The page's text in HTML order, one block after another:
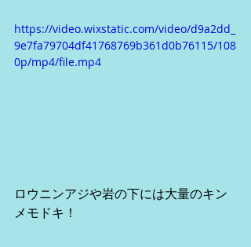
https://video.wixstatic.com/video/d9a2dd_
9e7fa79704df41768769b361d0b76115/108
0p/mp4/file.mp4
ロウニンアジや岩の下には大量のキン
メモドキ！